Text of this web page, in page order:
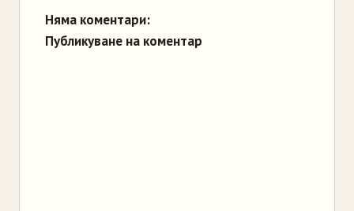
Няма коментари:
Публикуване на коментар